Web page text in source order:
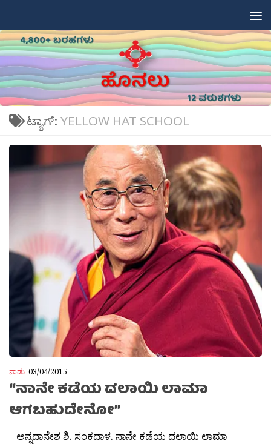
ಟ್ಯಾಗ್: YELLOW HAT SCHOOL
ನಾಡು 03/04/2015
“ನಾನೇ ಕಡೆಯ ದಲಾಯಿ ಲಾಮಾ
ಆಗಬಹುದೇನೋ”
– ಅನ್ನದಾನೇಶ ಶಿ. ಸಂಕದಾಳ. ನಾನೇ ಕಡೆಯ ದಲಾಯಿ ಲಾಮಾ